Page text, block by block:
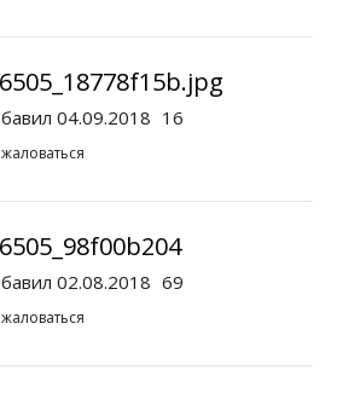
04.09.2018 16
02.08.2018 69